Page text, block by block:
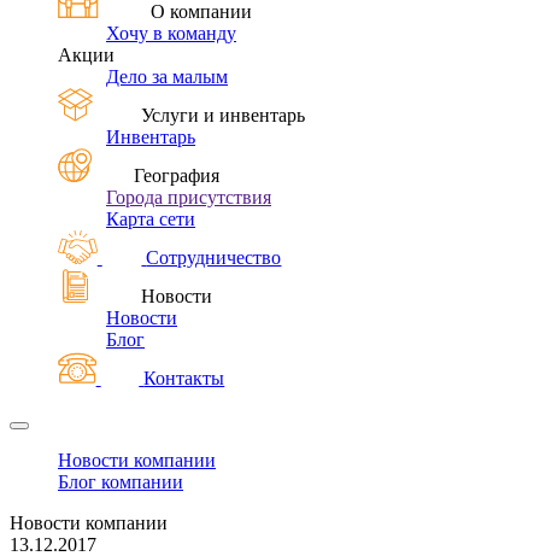
О компании
Хочу в команду
Акции
Дело за малым
Услуги и инвентарь
Инвентарь
География
Города присутствия
Карта сети
Сотрудничество
Новости
Новости
Блог
Контакты
Новости компании
Блог компании
Новости компании
13.12.2017